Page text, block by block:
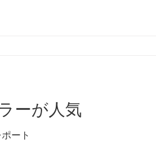
ーが人気
ート